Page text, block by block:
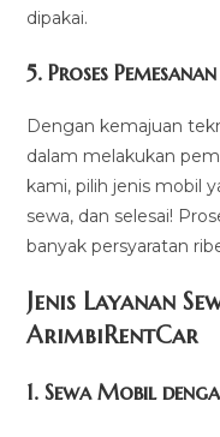
dipakai.
5.Proses
Dengan kemajuan
dalam melakukan
kami, pilih jenis mobil
sewa, dan selesai!
banyak persyaratan
Jenis Layanan
ArimbiRentCar
1.Sewa Mobil